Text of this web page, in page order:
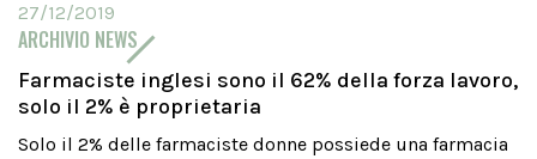
27/12/2019
ARCHIVIO NEWS
Farmaciste inglesi sono il 62% della forza lavoro,
solo il 2% è proprietaria
Solo il 2% delle farmaciste donne possiede una farmacia